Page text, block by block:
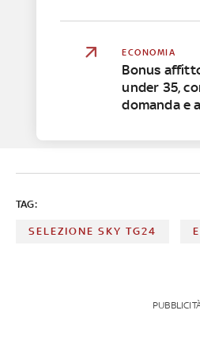
ECONOMIA
Bonus
under 35,
domanda e
TAG:
SELEZIONE SKY TG24